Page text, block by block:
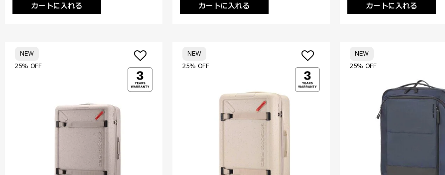
カートに入れる
カートに入れる
カートに入れる
25% OFF
NEW
25% OFF
NEW
25% OFF
NEW